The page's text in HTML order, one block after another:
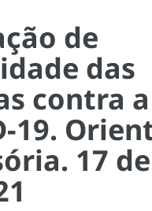
de
das
contra a
19.
17